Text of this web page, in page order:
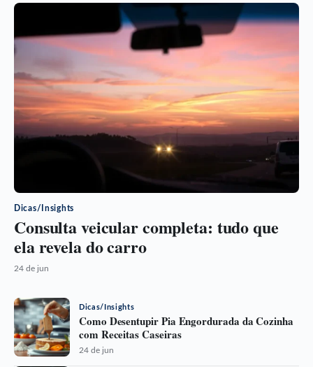
Dicas/Insights
Consulta veicular completa: tudo que
ela revela do carro
24 de jun
Dicas/Insights
Como Desentupir Pia Engordurada da Cozinha
com Receitas Caseiras
24 de jun